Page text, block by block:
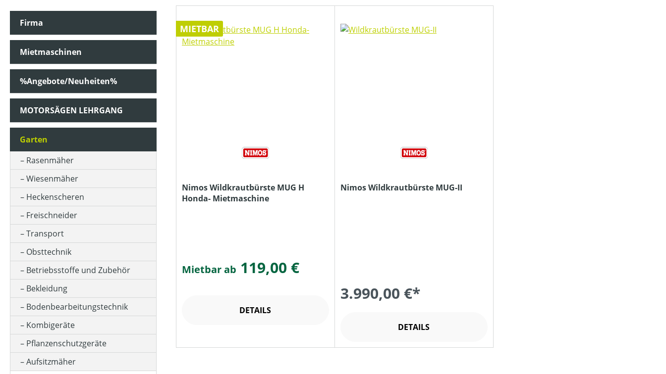
HERSTELLER
ARBEITSBREITE
ARBEITSBREITE (IN CM)
BETRIEBSART
FARBE (GERÄT)
HERSTELLER BEZEICHNUNG
HOLM
KLASSIFIZIERUNG
MASSE ( L X B X H )
Firma
Mietmaschinen
%Angebote/Neuheiten%
MOTORSÄGEN LEHRGANG
Garten
Rasenmäher
Wiesenmäher
Heckenscheren
Freischneider
Transport
Obsttechnik
Betriebsstoffe und Zubehör
Bekleidung
Bodenbearbeitungstechnik
Kombigeräte
Pflanzenschutzgeräte
Aufsitzmäher
MIETBAR
Nimos Wildkrautbürste MUG H
Honda- Mietmaschine
Mietbar ab 119,00 €
DETAILS
Nimos Wildkrautbürste MUG-II
3.990,00 €*
DETAILS